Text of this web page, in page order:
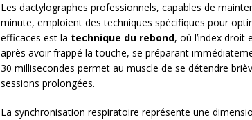
Les dactylographes professionnels, capables de
minute, emploient des techniques spécifiques pour
efficaces est la technique du rebond, où l’index
après avoir frappé la touche, se préparant
30 millisecondes permet au muscle de se détendre
sessions prolongées.
La synchronisation respiratoire représente une